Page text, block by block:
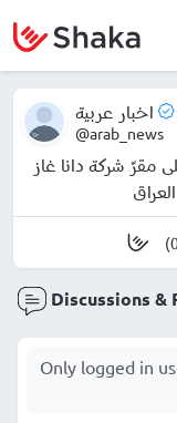
اخبار عربية
@arab_news
مقرّ شركة دانا غاز
Discussions &